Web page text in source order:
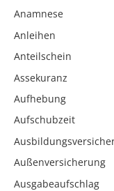
Anamnese
Anleihen
Anteilschein
Assekuranz
Aufhebung
Aufschubzeit
Außenversicherung
Ausgabeaufschlag